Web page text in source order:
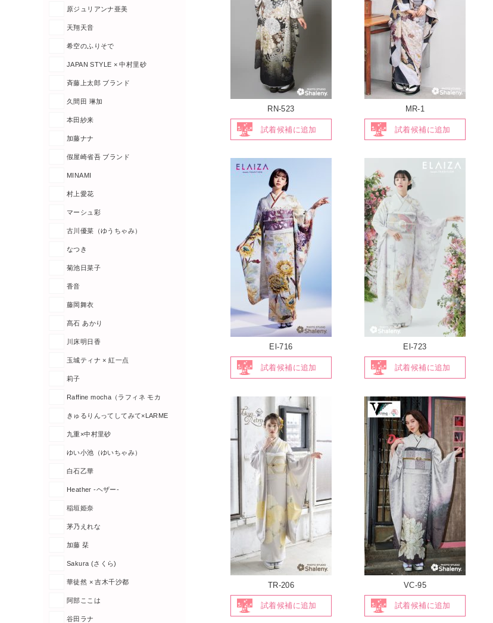
RN-523
試着候補に追加
MR-1
試着候補に追加
El-716
試着候補に追加
El-723
試着候補に追加
TR-206
試着候補に追加
VC-95
試着候補に追加
原ジュリアンナ亜美
天翔天音
希空のふりそで
JAPAN STYLE × 中村里砂
斉藤上太郎 ブランド
久間田 琳加
本田紗来
加藤ナナ
假屋崎省吾 ブランド
MINAMI
村上愛花
マーシュ彩
古川優菜（ゆうちゃみ）
なつき
菊池日菜子
香音
藤岡舞衣
髙石 あかり
川床明日香
玉城ティナ × 紅一点
莉子
Raffine mocha（ラフィネ モカ
きゅるりんってしてみて×LARME
九重×中村里砂
ゆい小池（ゆいちゃみ）
白石乙華
Heather -ヘザー-
稲垣姫奈
茅乃えれな
加藤 栞
Sakura (さくら)
華徒然 × 吉木千沙都
阿部ここは
谷田ラナ